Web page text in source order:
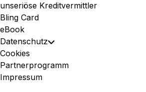
unseriöse Kreditvermittler
Bling Card
eBook
Datenschutz Toggle
Menu
Cookies
Partnerprogramm
Impressum